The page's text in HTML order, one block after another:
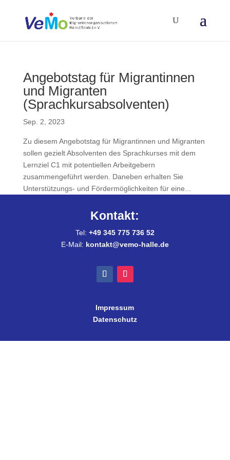
Angebotstag für Migrantinnen
und Migranten
(Sprachkursabsolventen)
Sep. 2, 2023
Zu diesem Angebotstag für Migrantinnen und Migranten
sollen gezielt Absolventen des Sprachkurses mit dem
Lernziel C1 mit potentiellen Arbeitgebern
zusammengeführt werden. Daneben erhalten Sie
Unterstützungs- und Fördermöglichkeiten für eine...
Kontakt:
Tel: +49 345 775 736 52
E-Mail: kontakt@vemo-halle.de
Impressum
Datenschutz